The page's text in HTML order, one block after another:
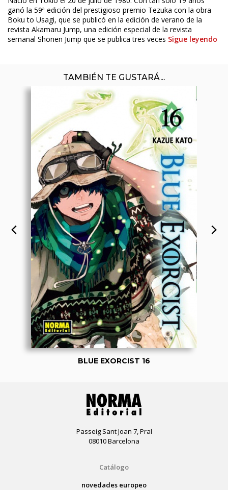
ganó la 59ª edición del prestigioso premio Tezuka con la obra
Boku to Usagi, que se publicó en la edición de verano de la
revista Akamaru Jump, una edición especial de la revista
semanal Shonen Jump que se publica tres veces Sigue leyendo
TAMBIÉN TE GUSTARÁ...
BLUE EXORCIST 16
Passeig Sant Joan 7, Pral
08010 Barcelona
Catálogo
novedades europeo